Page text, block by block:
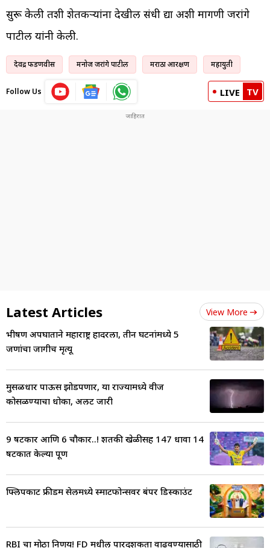
सुरू केली तशी शेतकर्‍यांना देखील संधी द्या अशी मागणी जरांगे
पाटील यांनी केली.
देवेंद्र फडणवीस मनोज जरांगे पाटील मराठा आरक्षण महायुती
Follow Us LIVE TV
Latest Articles View More
भीषण अपघाताने महाराष्ट्र हादरला, तीन घटनांमध्ये 5
जणांचा जागीच मृत्यू
मुसळधार पाऊस झोडपणार, या राज्यामध्ये वीज
कोसळण्याचा धोका, अलर्ट जारी
9 षटकार आणि 6 चौकार..! शतकी खेळीसह 147 धावा 14
षटकात केल्या पूर्ण
फ्लिपकार्ट फ्रीडम सेलमध्ये स्मार्टफोन्सवर बंपर डिस्काउंट
RBI चा मोठा निर्णय! FD मधील पारदर्शकता वाढवण्यासाठी